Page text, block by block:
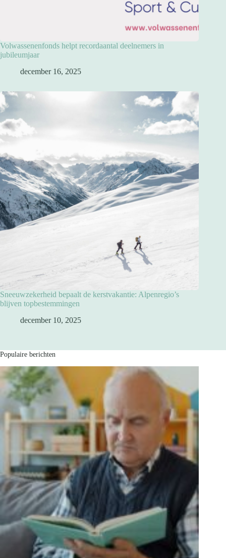
Volwassenenfonds helpt recordaantal deelnemers in
jubileumjaar
december 16, 2025
Sneeuwzekerheid bepaalt de kerstvakantie: Alpenregio’s
blijven topbestemmingen
december 10, 2025
Populaire berichten